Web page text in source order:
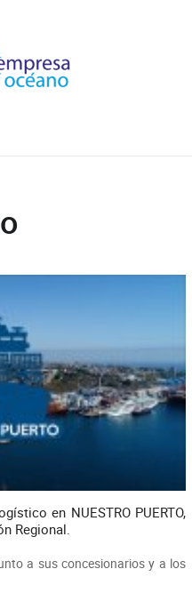
en NUESTRO PUERTO,
Regional.
a sus concesionarios y a los